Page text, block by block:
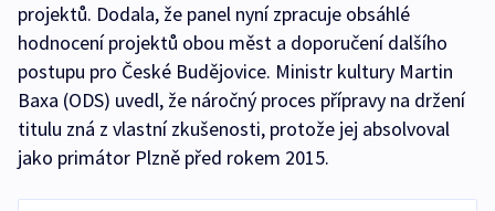
projektů. Dodala, že panel nyní zpracuje obsáhlé
hodnocení projektů obou měst a doporučení dalšího
postupu pro České Budějovice. Ministr kultury Martin
Baxa (ODS) uvedl, že náročný proces přípravy na držení
titulu zná z vlastní zkušenosti, protože jej absolvoval
jako primátor Plzně před rokem 2015.